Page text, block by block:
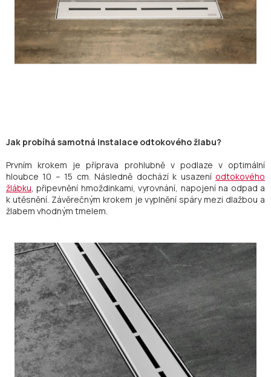
Jak probíhá samotná instalace odtokového žlabu?
Prvním krokem je příprava prohlubně v podlaze v optimální
hloubce 10 – 15 cm. Následně dochází k usazení odtokového
žlábku , připevnění hmoždinkami, vyrovnání, napojení na odpad a
k utěsnění. Závěrečným krokem je vyplnění spáry mezi dlažbou a
žlabem vhodným tmelem.